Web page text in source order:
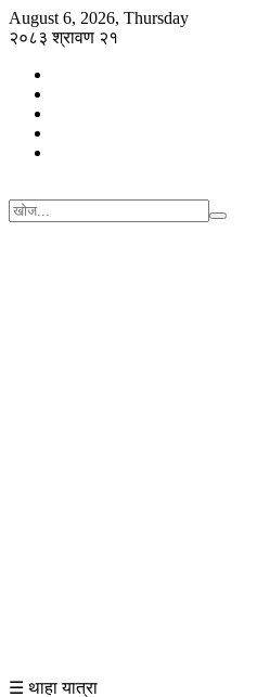
August 6, 2026, Thursday
२०८३ श्रावण २१
☰ थाहा यात्रा